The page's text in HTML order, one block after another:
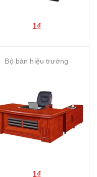
1₫
Bộ bàn hiệu trưởng
1₫